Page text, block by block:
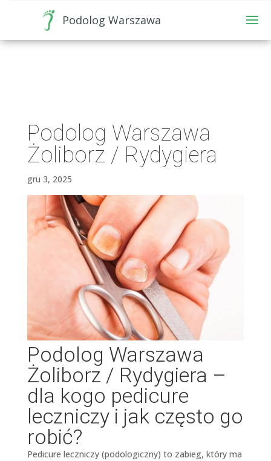
Podolog Warszawa
Podolog Warszawa
Żoliborz / Rydygiera
gru 3, 2025
Podolog Warszawa
Żoliborz / Rydygiera –
dla kogo pedicure
leczniczy i jak często go
robić?
Pedicure leczniczy (podologiczny) to zabieg, który ma